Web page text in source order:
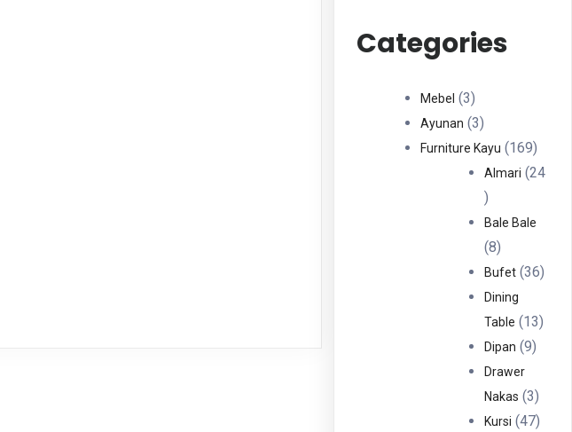
Categories
Mebel 33
Produk
Ayunan 33
Produk
Furniture Kayu 169169
Almari
24
24
Produk
Bale Bale
88
Produk
Bufet 3636
Dining
Table
1313
Dipan 99
Drawer
Nakas
33
Kursi 4747